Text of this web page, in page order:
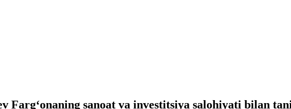
Farg‘onaning sanoat va investitsiya salohiyati bilan